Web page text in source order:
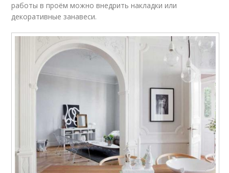
работы в проём можно внедрить накладки или
декоративные занавеси.